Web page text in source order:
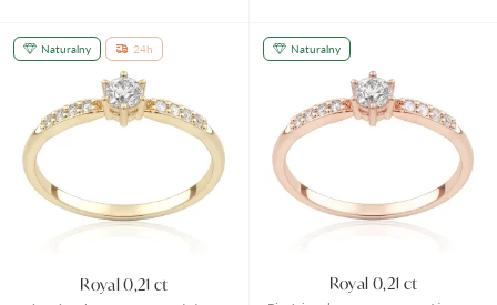
Naturalny 24h
Royal 0,21 ct
Naturalny
Royal 0,21 ct